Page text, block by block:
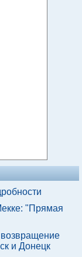
"Прямая
и Донецк